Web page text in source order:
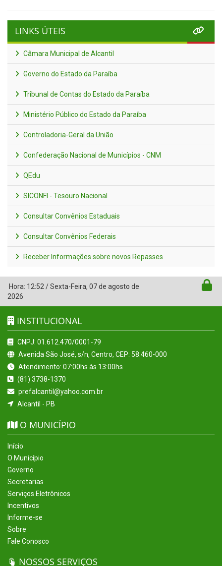
LINKS ÚTEIS
Câmara Municipal de Alcantil
Governo do Estado da Paraíba
Tribunal de Contas do Estado da Paraíba
Ministério Público do Estado da Paraíba
Controladoria-Geral da União
Confederação Nacional de Municípios - CNM
QEdu
SICONFI - Tesouro Nacional
Consultar Convênios Estaduais
Consultar Convênios Federais
Receber Informações sobre novos Repasses
Hora: 12:52 /Sexta-Feira, 07 de agosto de
2026
INSTITUCIONAL
CNPJ: 01.612.470/0001-79
Avenida São José, s/n, Centro, CEP: 58.460-000
Atendimento: 07:00hs às 13:00hs
(81) 3738-1370
prefalcantil@yahoo.com.br
Alcantil - PB
O MUNICÍPIO
Início
O Município
Governo
Secretarias
Serviços Eletrônicos
Incentivos
Informe-se
Sobre
Fale Conosco
NOSSOS SERVIÇOS